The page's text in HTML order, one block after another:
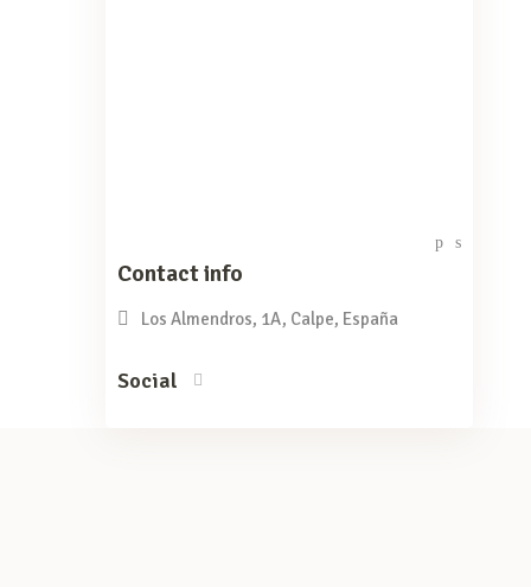
Contact info
Los Almendros, 1A, Calpe, España
Social